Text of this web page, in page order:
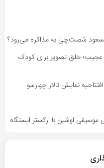
مسعود شصت‌چی به مذاکره می‌رود؟
عجیب؛ خلق تصویر برای کودک
نمایش تالار چهارسو
موسیقی اوشین با ارکستر ایستگاه